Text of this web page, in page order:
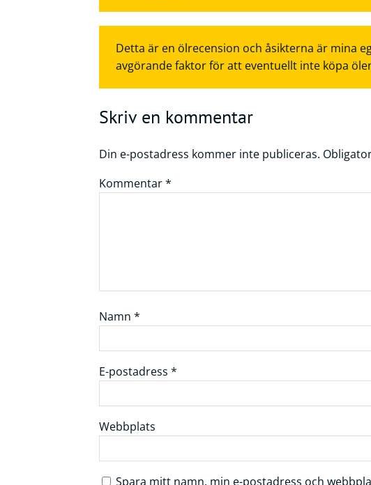
Detta är en ölrecension och åsikterna är mina
avgörande faktor för att eventuellt inte köpa
Skriv en kommentar
Din e-postadress kommer inte publiceras.
Kommentar*
Namn *
E-postadress *
Webbplats
Spara mitt namn, min e-postadress och